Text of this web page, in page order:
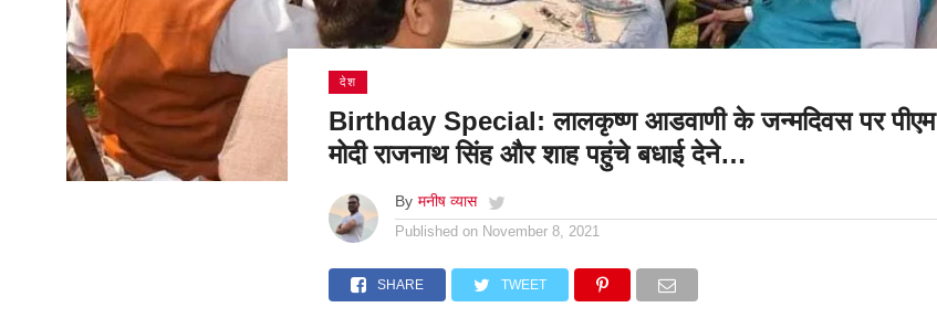
देश
Birthday Special: लालकृष्ण आडवाणी के जन्मदिवस पर पीएम
मोदी राजनाथ सिंह और शाह पहुंचे बधाई देने…
By मनीष व्यास
Published on November 8, 2021
SHARE TWEET